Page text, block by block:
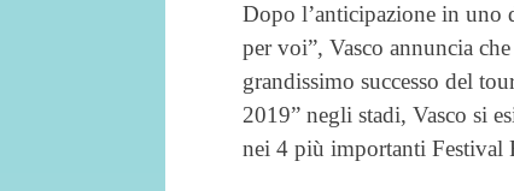
Dopo l’anticipazione in uno
per voi”, Vasco annuncia
grandissimo successo del
2019” negli stadi, Vasco si
nei 4 più importanti Festival